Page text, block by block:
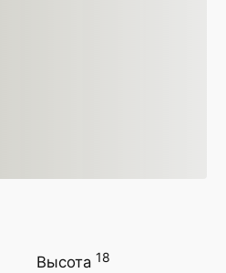
Высота 18